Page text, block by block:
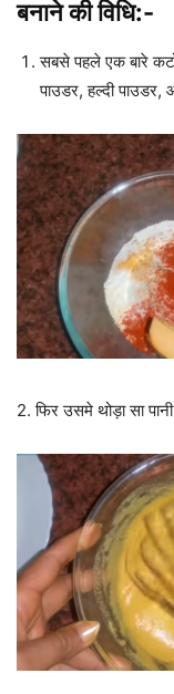
बनाने की विधि:-
सबसे पहले एक बारे
पाउडर, हल्दी
2. फिर उसमे थोड़ा सा